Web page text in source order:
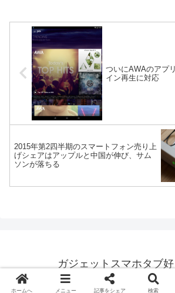
な包装、マニュアルも最小限...
イを搭載
ついにAWAのアプ
イン再生に対応
2015年第2四半期のスマートフォン売り上
げシェアはアップルと中国が伸び、サム
ソンが落ちる
ガジェットスマホタブ好
© 2015 ガジェットスマホタブ
ホームへ メニュー 記事をシェア 検索